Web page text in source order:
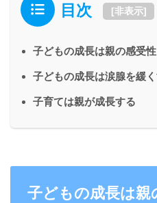
目次 [非表示]
子どもの成長は親の感受
子どもの成長は涙腺を緩
子育ては親が成長する
子どもの成長は親